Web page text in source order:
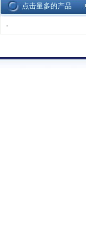
点击量多的产品
·